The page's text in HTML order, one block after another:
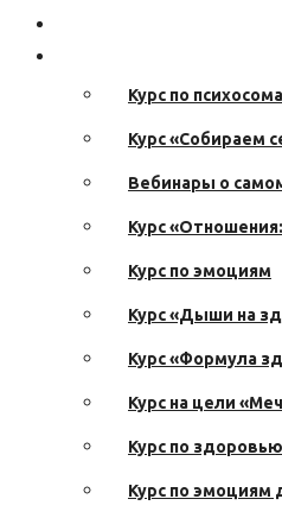
Курс по
Курс «Собираем
Вебинары о
Курс
Курс по эмоциям
Курс «Дыши на
Курс «Формула
Курс на цели
Курс по
Курс по эмоциям